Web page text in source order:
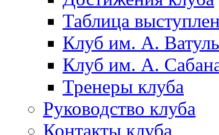
Таблица
Клуб им. А.
Клуб им. А.
Тренеры клуба
Руководство клуба
Контакты клуба